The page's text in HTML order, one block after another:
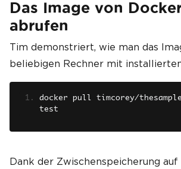
Das Image von
abrufen
Tim demonstriert, wie man das
beliebigen Rechner mit
docker pull timcorey/
test
Dank der Zwischenspeicherung